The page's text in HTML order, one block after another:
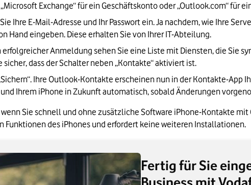
Exchange“ für ein Geschäftskonto oder „Outlook.com“ für
Ihre E-Mail-Adresse und Ihr Passwort ein. Ja nachdem, wie Ihre
Hand eingeben. Diese erhalten Sie von Ihrer IT-Abteilung.
erfolgreicher Anmeldung sehen Sie eine Liste mit Diensten, die Sie
dass der Schalter neben „Kontakte“ aktiviert ist.
Ihre Outlook-Kontakte erscheinen nun in der Kontakte-App
Ihrem iPhone in Zukunft automatisch, sobald Änderungen
Sie schnell und ohne zusätzliche Software iPhone-Kontakte
des iPhones und erfordert keine weiteren Installationen.
Fertig für Sie